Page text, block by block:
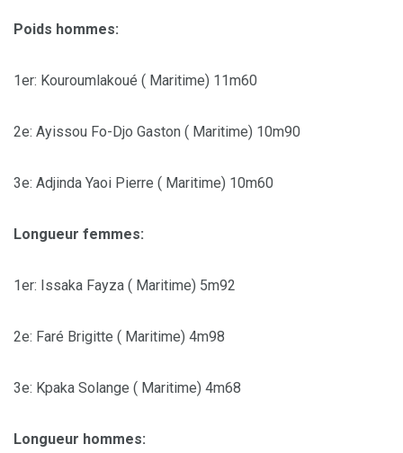
Poids hommes:
1er: Kouroumlakoué ( Maritime) 11m60
2e: Ayissou Fo-Djo Gaston ( Maritime) 10m90
3e: Adjinda Yaoi Pierre ( Maritime) 10m60
Longueur femmes:
1er: Issaka Fayza ( Maritime) 5m92
2e: Faré Brigitte ( Maritime) 4m98
3e: Kpaka Solange ( Maritime) 4m68
Longueur hommes: